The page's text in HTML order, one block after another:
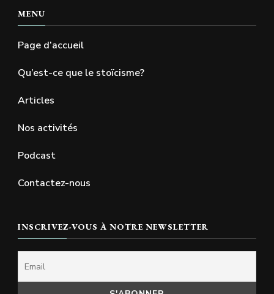
MENU
Page d’accueil
Qu’est-ce que le stoïcisme?
Articles
Nos activités
Podcast
Contactez-nous
INSCRIVEZ-VOUS À NOTRE NEWSLETTER